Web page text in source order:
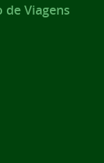
de Viagens